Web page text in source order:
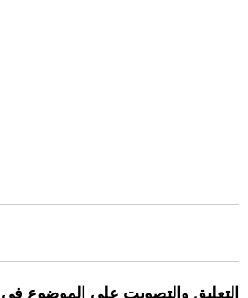
التعليق والتصويت على الموضوع